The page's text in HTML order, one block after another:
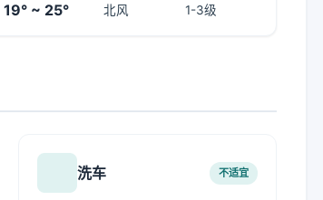
19° ~ 25° 北风 1-3级
洗车 不适宜